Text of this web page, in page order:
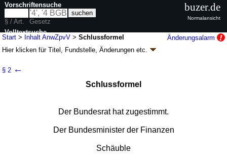
Start > Inhalt AnwZpvV >Schlussformel
Änderungsalarm
Hier klicken fürTitel, Fundstelle, Änderungen etc.
Geltung ab 23.12.2010; FNA: 611-1-36 Besitz- und Verkehrsteuern,
Vermögensabgaben
Drucksachen / Entwurf / Begründung
§ 2 ←
Schlussformel
Der Bundesrat hat zugestimmt.
Der Bundesminister der Finanzen
Schäuble
Vorschriftensuche
§ / Art.
Gesetz
Volltextsuche
nur in AnwZpvV
buzer.de
Normalansicht